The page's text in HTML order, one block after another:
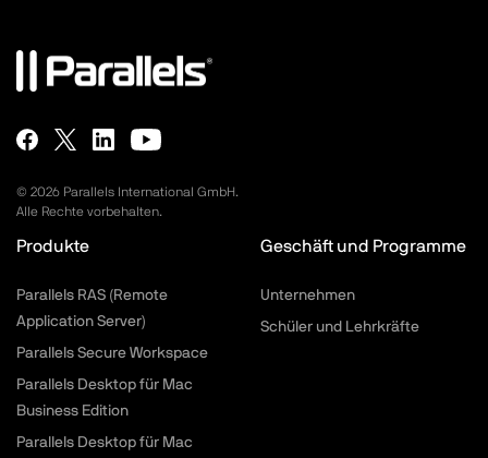
macOS und Windows
Energie sparen
macOS und Windows
macOS und Windows
Fokus auf Fenster
macOS
Fensterverankerung lösen
© 2026 Parallels International GmbH.
Alle Rechte vorbehalten.
Produkte
Parallels RAS (Remote
Application Server)
Parallels Secure Workspace
Parallels Desktop für Mac
Business Edition
Parallels Desktop für Mac
Geschäft und Programme
Unternehmen
Schüler und Lehrkräfte